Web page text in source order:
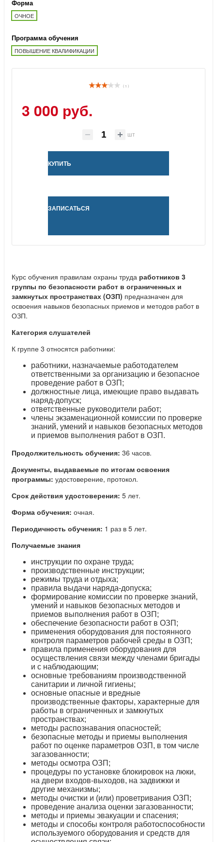
Форма
ОЧНОЕ
Программа обучения
ПОВЫШЕНИЕ КВАЛИФИКАЦИИ
( 1 )
3 000 руб.
шт
КУПИТЬ
ЗАПИСАТЬСЯ
Курс обучения правилам охраны труда работников 3
группы по безопасности работ в ограниченных и
замкнутых пространствах (ОЗП) предназначен для
освоения навыков безопасных приемов и методов работ в
ОЗП.
Категория слушателей
К группе 3 относятся работники:
работники, назначаемые работодателем
ответственными за организацию и безопасное
проведение работ в ОЗП;
должностные лица, имеющие право выдавать
наряд-допуск;
ответственные руководители работ;
члены экзаменационной комиссии по проверке
знаний, умений и навыков безопасных методов
и приемов выполнения работ в ОЗП.
Продолжительность обучения: 36 часов.
Документы, выдаваемые по итогам освоения
программы: удостоверение, протокол.
Срок действия удостоверения: 5 лет.
Форма обучения: очная.
Периодичность обучения: 1 раз в 5 лет.
Получаемые знания
инструкции по охране труда;
производственные инструкции;
режимы труда и отдыха;
правила выдачи наряда-допуска;
формирование комиссии по проверке знаний,
умений и навыков безопасных методов и
приемов выполнения работ в ОЗП;
обеспечение безопасности работ в ОЗП;
применения оборудования для постоянного
контроля параметров рабочей среды в ОЗП;
правила применения оборудования для
осуществления связи между членами бригады
и с наблюдающим;
основные требованиям производственной
санитарии и личной гигиены;
основные опасные и вредные
производственные факторы, характерные для
работы в ограниченных и замкнутых
пространствах;
методы распознавания опасностей;
безопасные методы и приемы выполнения
работ по оценке параметров ОЗП, в том числе
загазованности;
методы осмотра ОЗП;
процедуры по установке блокировок на люки,
на двери входов-выходов, на задвижки и
другие механизмы;
методы очистки и (или) проветривания ОЗП;
проведение анализа оценки загазованности;
методы и приемы эвакуации и спасения;
методы и способы контроля работоспособности
используемого оборудования и средств для